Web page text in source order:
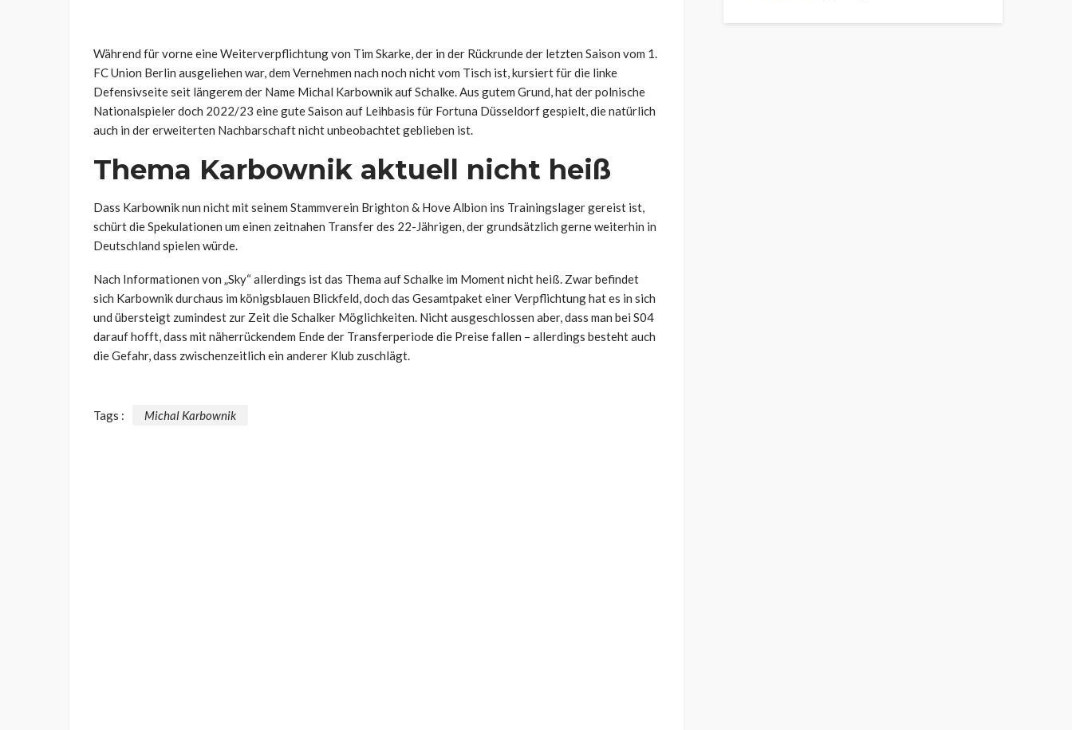
Während für vorne eine Weiterverpflichtung von Tim Skarke, der in der Rückrunde der letzten Saison vom 1.
FC Union Berlin ausgeliehen war, dem Vernehmen nach noch nicht vom Tisch ist, kursiert für die linke
Defensivseite seit längerem der Name Michal Karbownik auf Schalke. Aus gutem Grund, hat der polnische
Nationalspieler doch 2022/23 eine gute Saison auf Leihbasis für Fortuna Düsseldorf gespielt, die natürlich
auch in der erweiterten Nachbarschaft nicht unbeobachtet geblieben ist.
Thema Karbownik aktuell nicht heiß
Dass Karbownik nun nicht mit seinem Stammverein Brighton & Hove Albion ins Trainingslager gereist ist,
schürt die Spekulationen um einen zeitnahen Transfer des 22-Jährigen, der grundsätzlich gerne weiterhin in
Deutschland spielen würde.
Nach Informationen von „Sky“ allerdings ist das Thema auf Schalke im Moment nicht heiß. Zwar befindet
sich Karbownik durchaus im königsblauen Blickfeld, doch das Gesamtpaket einer Verpflichtung hat es in sich
und übersteigt zumindest zur Zeit die Schalker Möglichkeiten. Nicht ausgeschlossen aber, dass man bei S04
darauf hofft, dass mit näherrückendem Ende der Transferperiode die Preise fallen – allerdings besteht auch
die Gefahr, dass zwischenzeitlich ein anderer Klub zuschlägt.
Tags : Michal Karbownik